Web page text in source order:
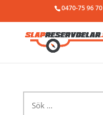
0470-75 96 70
efter: